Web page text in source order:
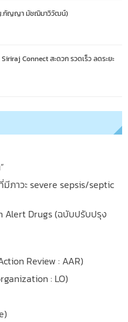
ญ.กัญญา มัชฌิมาวิวัฒน์)
Connect สะดวก รวดเร็ว ลดระยะ
ภาวะ severe sepsis/septic
Alert Drugs (ฉบับปรับปรุง
Review : AAR)
: LO)